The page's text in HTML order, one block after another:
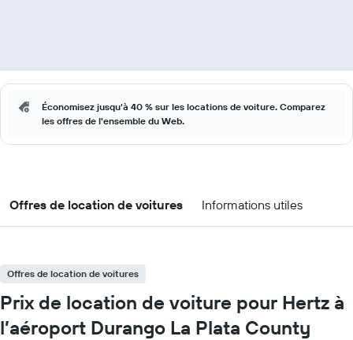
Économisez jusqu'à 40 % sur les locations de voiture. Comparez
les offres de l'ensemble du Web.
Offres de location de voitures Informations utiles
Offres de location de voitures
Prix de location de voiture pour Hertz à
l’aéroport Durango La Plata County